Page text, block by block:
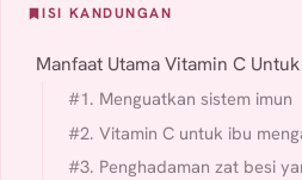
ISI KANDUNGAN
Manfaat Utama Vitamin C
#1. Menguatkan sistem imun
#2. Vitamin C untuk ibu
#3. Penghadaman zat besi